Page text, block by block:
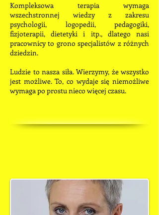
Kompleksowa terapia wymaga
wszechstronnej wiedzy z zakresu
psychologii, logopedii, pedagogiki,
fizjoterapii, dietetyki i itp., dlatego nasi
pracownicy to grono specjalistów z różnych
dziedzin.
Ludzie to nasza siła. Wierzymy, że wszystko
jest możliwe. To, co wydaje się niemożliwe
wymaga po prostu nieco więcej czasu.